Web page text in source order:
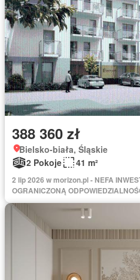
388 360 zł
Bielsko-biała, Śląskie
2 Pokoje
41 m²
2 lip 2026 w morizon.pl - NEFA
OGRANICZONĄ